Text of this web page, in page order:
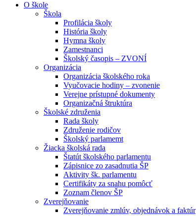
O škole
Škola
Profilácia školy
História školy
Hymna školy
Zamestnanci
Školský časopis – ZVONÍ
Organizácia
Organizácia školského roka
Vyučovacie hodiny – zvonenie
Verejne prístupné dokumenty
Organizačná štruktúra
Školské združenia
Rada školy
Združenie rodičov
Školský parlamemt
Žiacka školská rada
Štatút školského parlamentu
Zápisnice zo zasadnutia ŠP
Aktivity šk. parlamentu
Certifikáty za snahu pomôcť
Zoznam členov ŠP
Zverejňovanie
Zverejňovanie zmlúv, objednávok a faktúr